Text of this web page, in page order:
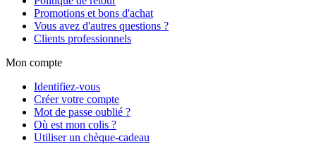
Promotions et bons d'achat
Vous avez d'autres questions ?
Clients professionnels
Mon compte
Identifiez-vous
Créer votre compte
Mot de passe oublié ?
Où est mon colis ?
Utiliser un chèque-cadeau